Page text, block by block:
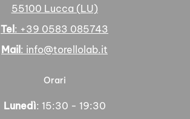
55100 Lucca (LU)
Tel : +39 0583 085743
Mail : info@torellolab.it
Orari
Lunedì: 15:30 - 19:30